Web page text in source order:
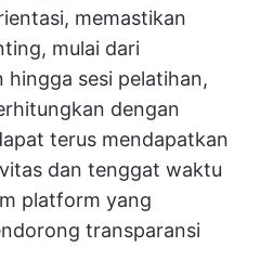
memastikan
mulai dari
hingga sesi pelatihan,
dengan
terus mendapatkan
dan tenggat waktu
platform yang
transparansi